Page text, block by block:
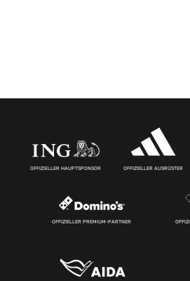
OFFIZIELLER HAUPTSPONSOR OFFIZIELLER AUSRÜSTER
OFFIZIELLER PREMIUM-PARTNER